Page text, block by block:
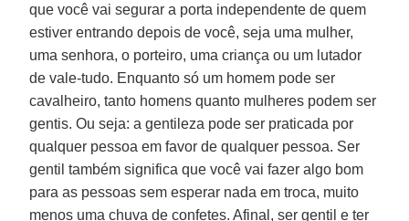
que você vai segurar a porta independente de quem
estiver entrando depois de você, seja uma mulher,
uma senhora, o porteiro, uma criança ou um lutador
de vale-tudo. Enquanto só um homem pode ser
cavalheiro, tanto homens quanto mulheres podem ser
gentis. Ou seja: a gentileza pode ser praticada por
qualquer pessoa em favor de qualquer pessoa. Ser
gentil também significa que você vai fazer algo bom
para as pessoas sem esperar nada em troca, muito
menos uma chuva de confetes. Afinal, ser gentil e ter